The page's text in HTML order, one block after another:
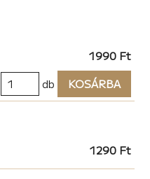
1990 Ft
db
KOSÁRBA
1290 Ft